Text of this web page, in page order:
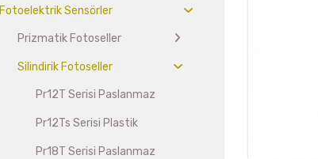
Fotoelektrik Sensörler
Prizmatik Fotoseller
Silindirik Fotoseller
Pr12T Serisi Paslanmaz
Pr12Ts Serisi Plastik
Pr18T Serisi Paslanmaz